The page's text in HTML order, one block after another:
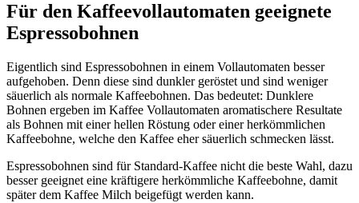
Für den Kaffeevollautomaten geeignete
Espressobohnen
Eigentlich sind Espressobohnen in einem Vollautomaten besser
aufgehoben. Denn diese sind dunkler geröstet und sind weniger
säuerlich als normale Kaffeebohnen. Das bedeutet: Dunklere
Bohnen ergeben im Kaffee Vollautomaten aromatischere Resultate
als Bohnen mit einer hellen Röstung oder einer herkömmlichen
Kaffeebohne, welche den Kaffee eher säuerlich schmecken lässt.
Espressobohnen sind für Standard-Kaffee nicht die beste Wahl, dazu
besser geeignet eine kräftigere herkömmliche Kaffeebohne, damit
später dem Kaffee Milch beigefügt werden kann.